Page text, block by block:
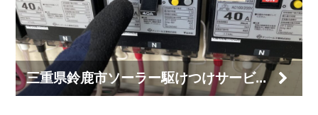
三重県鈴鹿市ソーラー駆けつけサービ...